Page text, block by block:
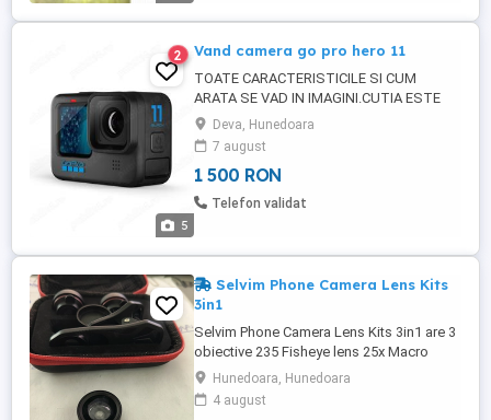
5
2 Vand camera go pro hero 11
TOATE CARACTERISTICILE SI CUM
ARATA SE VAD IN IMAGINI.CUTIA ESTE
SIGILATA ,CAMERA ESTE
NOUA,NEFOLOSITA SI IN MAGAZIN ESTE
LA PRET DE 1899 LEI
Deva, Hunedoara
7 august
1 500 RON
Telefon validat
Selvim Phone Camera Lens Kits
3in1
Selvim Phone Camera Lens Kits 3in1 are 3
obiective 235 Fisheye lens 25x Macro
Lens 0.6x Wide angle lens borseta +
stativul pt telefon compatibil cu Iphone
11, X, 8,7,6, Plus X, XS, XR Samsung
Hunedoara, Hunedoara
4 august